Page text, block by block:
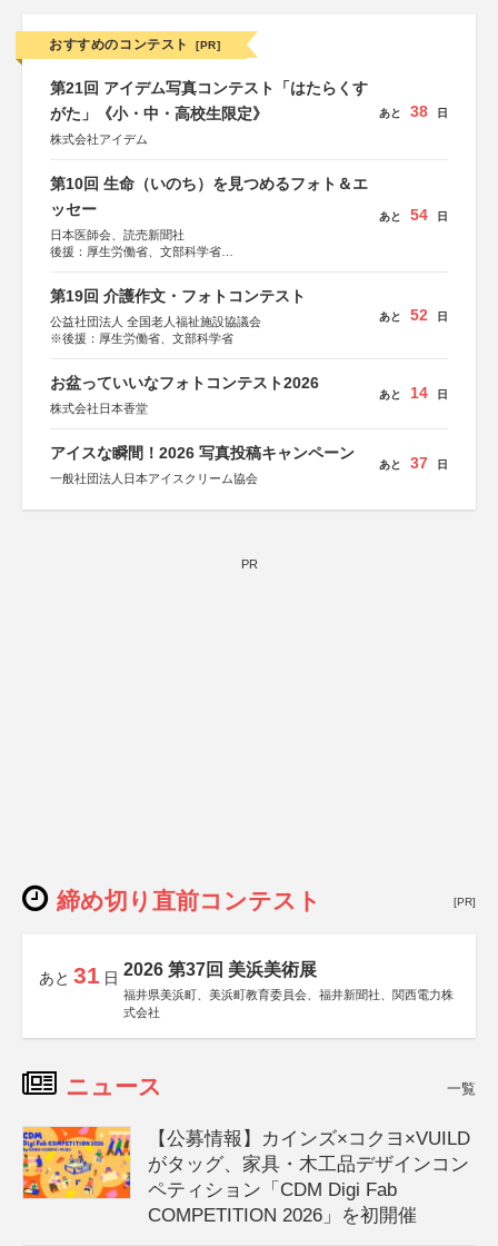
おすすめのコンテスト [PR]
第21回 アイデム写真コンテスト「はたらくす
がた」《小・中・高校生限定》
株式会社アイデム
あと 38 日
第10回 生命（いのち）を見つめるフォト＆エ
ッセー
日本医師会、読売新聞社
後援：厚生労働省、文部科学省
あと 54 日
第19回 介護作文・フォトコンテスト
公益社団法人 全国老人福祉施設協議会
※後援：厚生労働省、文部科学省
あと 52 日
お盆っていいなフォトコンテスト2026
株式会社日本香堂
あと 14 日
アイスな瞬間！2026 写真投稿キャンペーン
一般社団法人日本アイスクリーム協会
あと 37 日
PR
締め切り直前コンテスト [PR]
あと 31 日 2026 第37回 美浜美術展
福井県美浜町、美浜町教育委員会、福井新聞社、関西電力株
式会社
ニュース 一覧
【公募情報】カインズ×コクヨ×VUILD
がタッグ、家具・木工品デザインコン
ペティション「CDM Digi Fab
COMPETITION 2026」を初開催